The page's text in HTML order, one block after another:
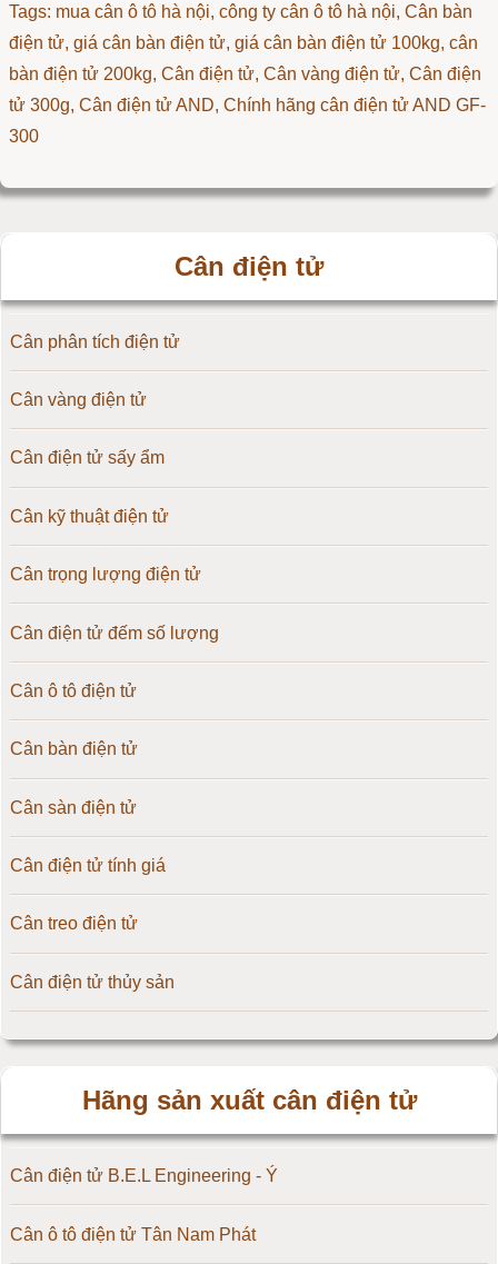
Tags: mua cân ô tô hà nội, công ty cân ô tô hà nội, Cân bàn
điện tử, giá cân bàn điện tử, giá cân bàn điện tử 100kg, cân
bàn điện tử 200kg, Cân điện tử, Cân vàng điện tử, Cân điện
tử 300g, Cân điện tử AND, Chính hãng cân điện tử AND GF-
300
Cân điện tử
Cân phân tích điện tử
Cân vàng điện tử
Cân điện tử sấy ẩm
Cân kỹ thuật điện tử
Cân trọng lượng điện tử
Cân điện tử đếm số lượng
Cân ô tô điện tử
Cân bàn điện tử
Cân sàn điện tử
Cân điện tử tính giá
Cân treo điện tử
Cân điện tử thủy sản
Hãng sản xuất cân điện tử
Cân điện tử B.E.L Engineering - Ý
Cân ô tô điện tử Tân Nam Phát